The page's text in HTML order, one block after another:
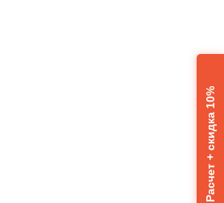
Расчет + скидка 10%